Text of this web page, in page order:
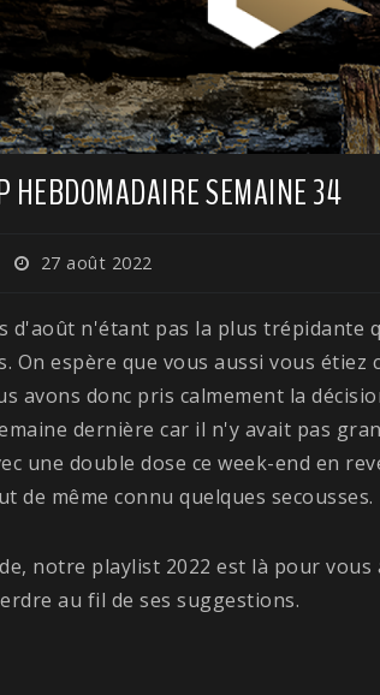
HEBDOMADAIRE SEMAINE 34
27 août 2022
d'août n'étant pas la plus trépidante
On espère que vous aussi vous étiez
avons donc pris calmement la
dernière car il n'y avait pas
une double dose ce week-end en
de même connu quelques secousses.
notre playlist 2022 est là pour
au fil de ses suggestions.